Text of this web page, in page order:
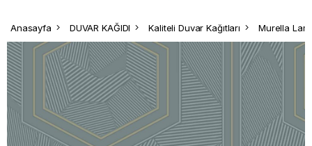
Anasayfa DUVAR KAĞIDI Kaliteli Duvar Kağıtları